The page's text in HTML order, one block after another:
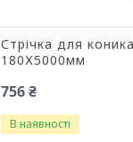
Стрічка для
180Х5000мм
756 ₴
В наявності